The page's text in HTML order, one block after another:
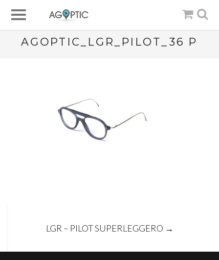
AGOPTIC_LGR_PILOT_36 P
LGR – PILOT SUPERLEGGERO →